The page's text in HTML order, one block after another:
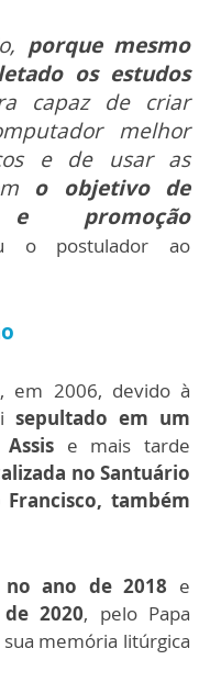
porque mesmo
os estudos
capaz de criar
melhor
e de usar as
o objetivo de
e promoção
o postulador ao
em 2006, devido à
sepultado em um
e mais tarde
no Santuário
também
no ano de 2018 e
2020, pelo Papa
memória litúrgica